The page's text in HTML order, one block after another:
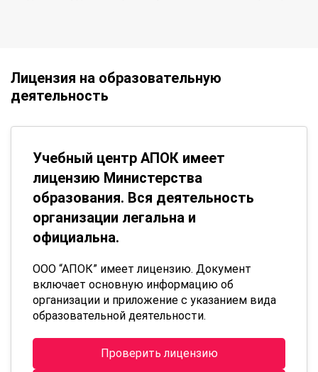
Лицензия на образовательную
деятельность
Учебный центр АПОК имеет
лицензию Министерства
образования. Вся деятельность
организации легальна и
официальна.
ООО “АПОК” имеет лицензию. Документ
включает основную информацию об
организации и приложение с указанием вида
образовательной деятельности.
Проверить лицензию